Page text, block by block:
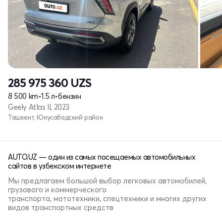
285 975 360 UZS
8 500 km•1.5 л•бензин
Geely Atlas II, 2023
Ташкент, Юнусабадский район
AUTO.UZ — один из самых посещаемых автомобильных
сайтов в узбекском интернете
Мы предлагаем большой выбор легковых автомобилей,
грузового и коммерческого
транспорта, мототехники, спецтехники и многих других
видов транспортных средств